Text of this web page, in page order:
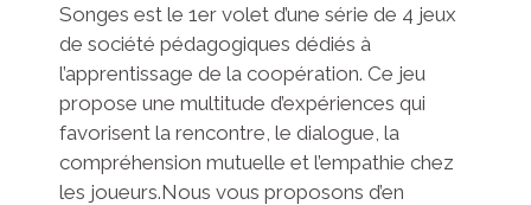
Songes est le 1er volet d’une série de 4 jeux
de société pédagogiques dédiés à
l’apprentissage de la coopération. Ce jeu
propose une multitude d’expériences qui
favorisent la rencontre, le dialogue, la
compréhension mutuelle et l’empathie chez
les joueurs.Nous vous proposons d’en